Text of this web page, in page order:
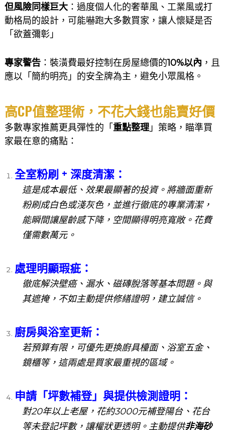
但風險同樣巨大：過度個人化的奢華風、工業風或打
動格局的設計，可能嚇跑大多數買家，讓人懷疑是否
「欲蓋彌彰」
專家警告：裝潢費最好控制在房屋總價的10%以內 ，且
應以「簡約明亮」的安全牌為主，避免小眾風格。
高CP值整理術，不花大錢也能賣好價
多數專家推薦更具彈性的「 重點整理」策略，瞄準買
家最在意的痛點：
全室粉刷 + 深度清潔：
這是成本最低、效果最顯著的投資。將牆面重新
粉刷成白色或淺灰色，並進行徹底的專業清潔，
能瞬間讓屋齡感下降，空間顯得明亮寬敞。花費
僅需數萬元。
處理明顯瑕疵：
徹底解決壁癌、漏水、磁磚脫落等基本問題。與
其遮掩，不如主動提供修繕證明，建立誠信。
廚房與浴室更新：
若預算有限，可優先更換廚具檯面、浴室五金、
鏡櫃等，這兩處是買家最重視的區域。
申請「坪數補登」與提供檢測證明：
對20年以上老屋，花約3000元補登陽台、花台
等未登記坪數，讓權狀更透明。主動提供非海砂